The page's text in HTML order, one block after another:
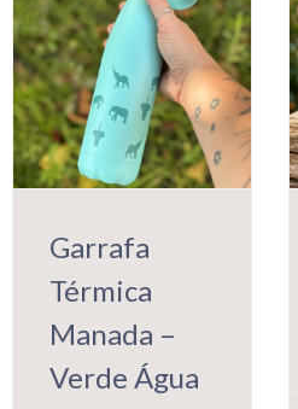
Garrafa
Térmica
Manada –
Verde Água